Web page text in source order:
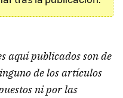
aquí publicados son de
de los artículos
ni por las